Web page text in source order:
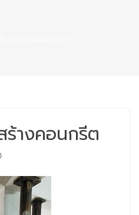
ร้างคอนกรีต